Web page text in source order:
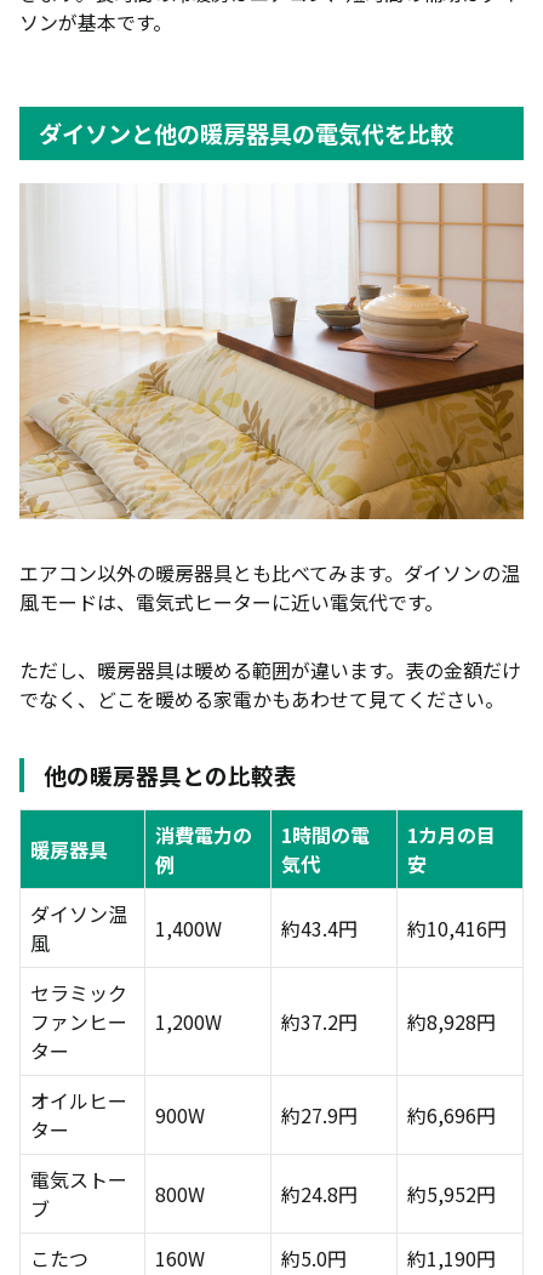
ソンが基本です。
ダイソンと他の暖房器具の電気代を比較
エアコン以外の暖房器具とも比べてみます。ダイソンの温
風モードは、電気式ヒーターに近い電気代です。
ただし、暖房器具は暖める範囲が違います。表の金額だけ
でなく、どこを暖める家電かもあわせて見てください。
他の暖房器具との比較表
暖房器具
消費電力の
例
1時間の電
気代
1カ月の目
安
ダイソン温
風
1,400W 約43.4円 約10,416円
セラミック
ファンヒー
ター
1,200W 約37.2円 約8,928円
オイルヒー
ター
900W 約27.9円 約6,696円
電気ストー
ブ
800W 約24.8円 約5,952円
こたつ 160W 約5.0円
約1,190円